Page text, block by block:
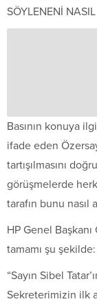
SÖYLENENİ
Basının konuya
ifade eden
tartışılmasını
görüşmelerde
tarafın bunu nasıl
HP Genel Başkanı
tamamı şu şekilde:
“Sayın Sibel
Sekreterimizin ilk